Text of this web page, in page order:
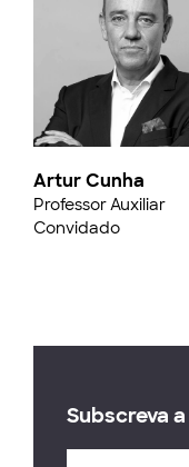
Artur Cunha
Professor Auxiliar
Convidado
Subscreva